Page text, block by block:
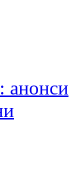
анонси